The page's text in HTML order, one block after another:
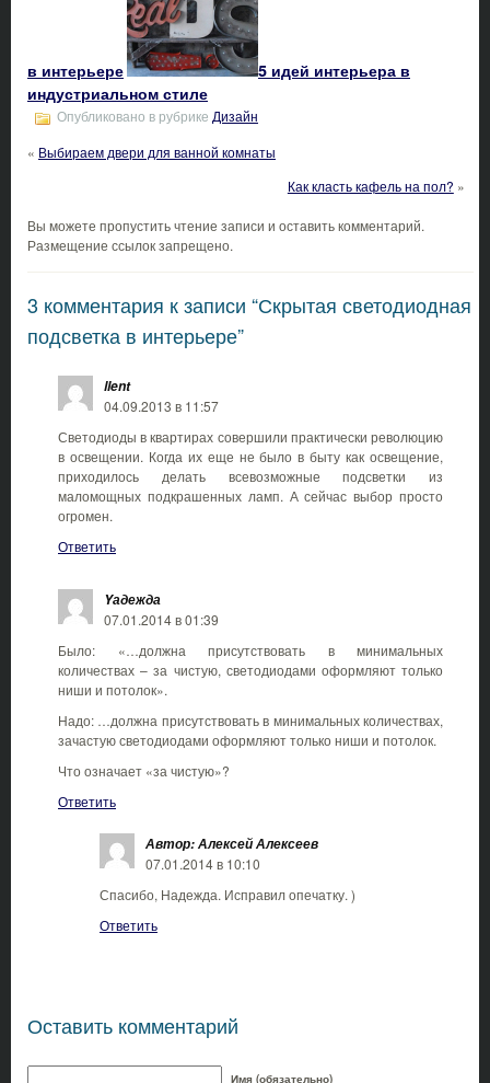
в интерьере
5 идей интерьера в
индустриальном стиле
Опубликовано в рубрике Дизайн
« Выбираем двери для ванной комнаты
Как класть кафель на пол? »
Вы можете пропустить чтение записи и оставить комментарий.
Размещение ссылок запрещено.
3 комментария к записи “Скрытая светодиодная
подсветка в интерьере”
llent
04.09.2013 в 11:57
Светодиоды в квартирах совершили практически революцию
в освещении. Когда их еще не было в быту как освещение,
приходилось делать всевозможные подсветки из
маломощных подкрашенных ламп. А сейчас выбор просто
огромен.
Ответить
Yадежда
07.01.2014 в 01:39
Было: «…должна присутствовать в минимальных
количествах – за чистую, светодиодами оформляют только
ниши и потолок».
Надо: …должна присутствовать в минимальных количествах,
зачастую светодиодами оформляют только ниши и потолок.
Что означает «за чистую»?
Ответить
Автор: Алексей Алексеев
07.01.2014 в 10:10
Спасибо, Надежда. Исправил опечатку. )
Ответить
Оставить комментарий
Имя (обязательно)